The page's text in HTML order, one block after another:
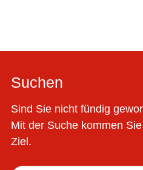
Suchen
Sind Sie nicht fündig
Mit der Suche kommen
Ziel.